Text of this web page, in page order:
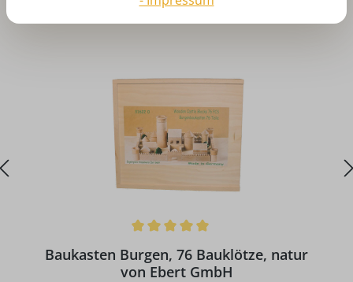
Baukasten Burgen, 76 Bauklötze, natur
von Ebert GmbH